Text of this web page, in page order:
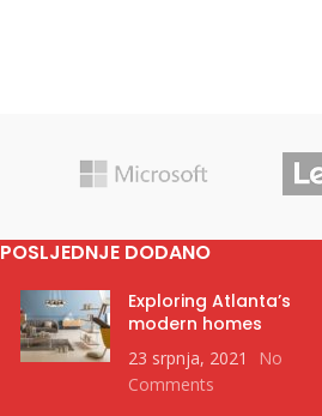
POSLJEDNJE DODANO
Exploring Atlanta’s
modern homes
23 srpnja, 2021
No
Comments